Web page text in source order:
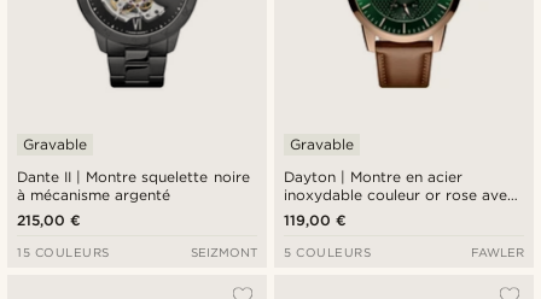
Dante II | Montre squelette noire
à mécanisme argenté
Gravable
215,00 €
15 COULEURS SEIZMONT
Dayton | Montre en acier
inoxydable couleur or rose avec
cadran vert texturé
Gravable
119,00 €
5 COULEURS FAWLER